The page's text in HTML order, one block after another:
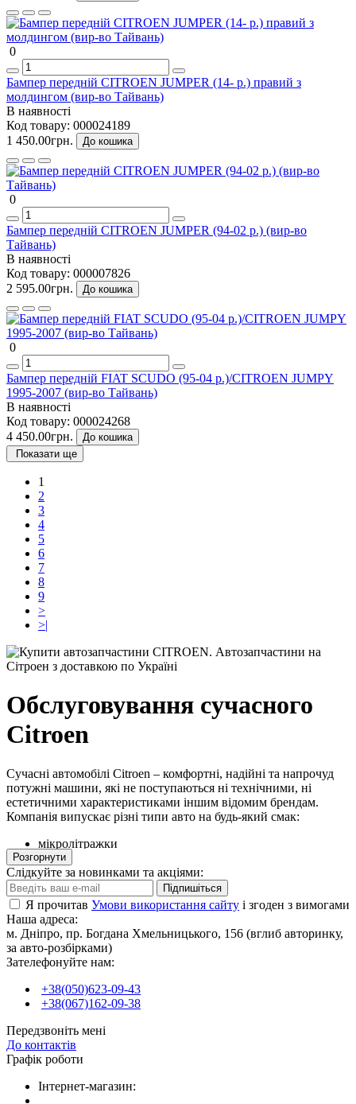
0
Бампер передній CITROEN JUMPER (14- р.) правий з
молдингом (вир-во Тайвань)
В наявності
Код товару: 000024189
1 450.00грн.
До кошика
0
Бампер передній CITROEN JUMPER (94-02 р.) (вир-во
Тайвань)
В наявності
Код товару: 000007826
2 595.00грн.
До кошика
0
Бампер передній FIAT SCUDO (95-04 р.)/CITROEN JUMPY
1995-2007 (вир-во Тайвань)
В наявності
Код товару: 000024268
4 450.00грн.
До кошика
Показати ще
1
2
3
4
5
6
7
8
9
>
>|
Обслуговування сучасного
Citroen
Сучасні автомобілі Citroen – комфортні, надійні та напрочуд
потужні машини, які не поступаються ні технічними, ні
естетичними характеристиками іншим відомим брендам.
Компанія випускає різні типи авто на будь-який смак:
мікролітражки
малолітражки
позашляховики
мінівени
седани і т.д.
Автосалони, сервісні центри та торгові представництва
розкидані майже всіма містами світу. За останнє десятиліття
автомобілі Citroen міцно здобули довіру і українського
користувача. Моделі Berlingo та C4 – одні з найпопулярніших
на місцевому ринку. Для них та багатьох інших моделей
Сітроен зараз існує широкий вибір запчастин, аксесуарів та
комплектуючих, які доступні у пропозиціях компанії AVTO-
ZAPCHASTI.IN.UA
Розгорнути
Слідкуйте за новинками та акціями:
Підпишіться
Я прочитав Умови використання сайту і згоден з вимогами
Наша адреса:
м. Дніпро, пр. Богдана Хмельницького, 156 (вглиб авторинку,
за авто-розбірками)
Зателефонуйте нам:
+38(050)623-09-43
+38(067)162-09-38
Передзвоніть мені
До контактів
Графік роботи
Інтернет-магазин: